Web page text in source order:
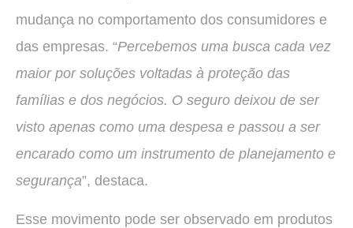
mudança no comportamento dos consumidores e
das empresas. “Percebemos uma busca cada vez
maior por soluções voltadas à proteção das
famílias e dos negócios. O seguro deixou de ser
visto apenas como uma despesa e passou a ser
encarado como um instrumento de planejamento e
segurança”, destaca.
Esse movimento pode ser observado em produtos